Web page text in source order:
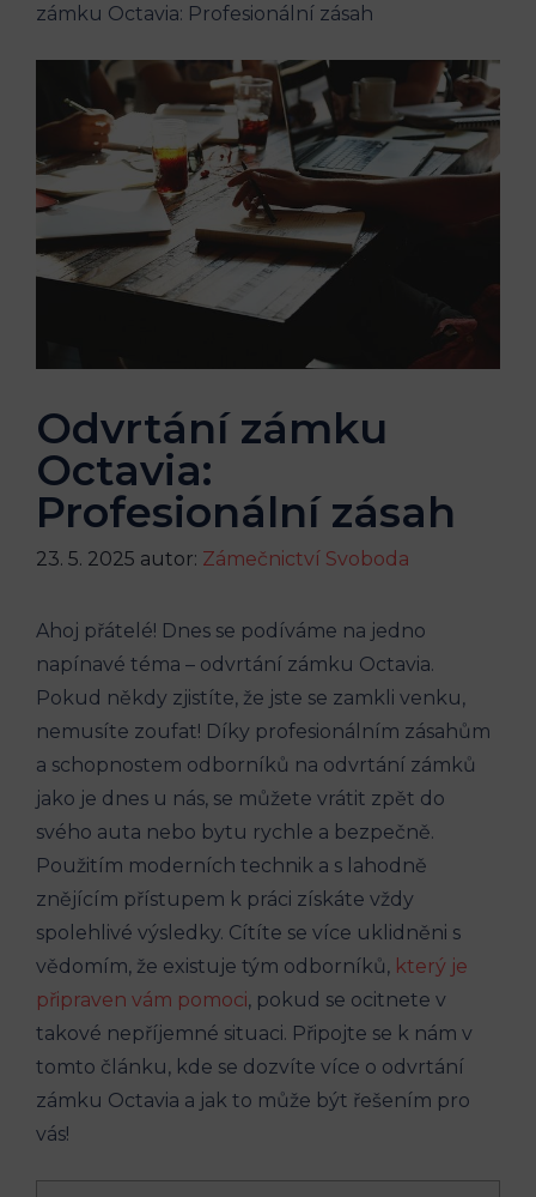
zámku Octavia: Profesionální zásah
Odvrtání zámku
Octavia:
Profesionální zásah
23. 5. 2025 autor: Zámečnictví Svoboda
Ahoj přátelé! Dnes se podíváme na jedno
napínavé téma – odvrtání zámku Octavia.
Pokud někdy zjistíte, že jste se zamkli venku,
nemusíte zoufat! Díky profesionálním zásahům
a schopnostem odborníků na odvrtání zámků
jako je dnes u nás, se můžete vrátit zpět do
svého auta nebo bytu rychle a bezpečně.
Použitím moderních technik a s lahodně
znějícím přístupem k práci získáte vždy
spolehlivé výsledky. Cítíte se více uklidněni s
vědomím, že existuje tým odborníků, který je
připraven vám pomoci, pokud se ocitnete v
takové nepříjemné situaci. Připojte se k nám v
tomto článku, kde se dozvíte více o odvrtání
zámku Octavia a jak to může být řešením pro
vás!